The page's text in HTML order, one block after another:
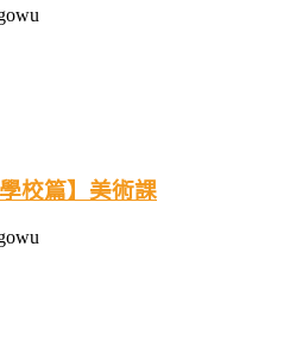
校篇】美術課